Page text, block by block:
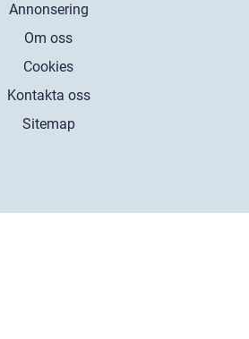
Annonsering
Om oss
Cookies
Kontakta oss
Sitemap